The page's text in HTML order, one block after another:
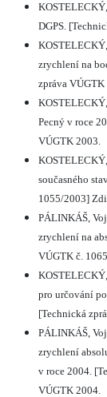
DGPS.
zrychlení na
zpráva
Pecný v roce
VÚGTK 2003.
současného
1055/2003]
PÁLINKÁŠ,
zrychlení na
VÚGTK č.
pro určování
[Technická
PÁLINKÁŠ,
zrychlení
v roce 2004.
VÚGTK 2004.